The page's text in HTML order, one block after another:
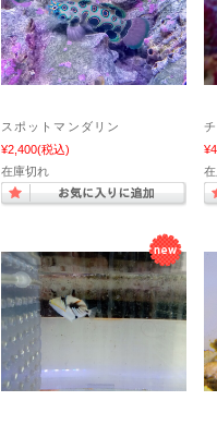
スポットマンダリン
¥2,400(税込)
在庫切れ